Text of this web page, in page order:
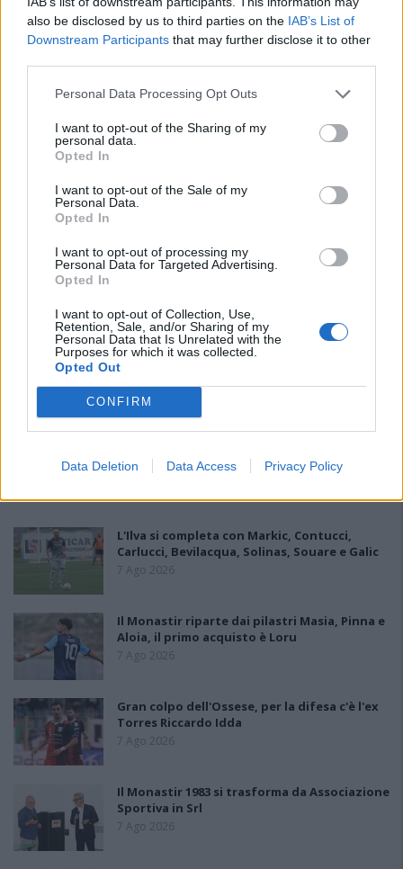
also be disclosed by us to third parties on the IAB’s List of
Downstream Participants that may further disclose it to other
Personal Data Processing Opt Outs
I want to opt-out of the Sharing of my
personal data.
Opted In
I want to opt-out of the Sale of my
Personal Data.
Opted In
I want to opt-out of processing my
Personal Data for Targeted Advertising.
Opted In
I want to opt-out of Collection, Use,
Retention, Sale, and/or Sharing of my
Personal Data that Is Unrelated with the
Purposes for which it was collected.
Opted Out
CONFIRM
Data Deletion Data Access Privacy Policy
L'Ilva si completa con Markic, Contucci,
Carlucci, Bevilacqua, Solinas, Souare e Galic
7 Ago 2026
Il Monastir riparte dai pilastri Masia, Pinna e
Aloia, il primo acquisto è Loru
7 Ago 2026
Gran colpo dell'Ossese, per la difesa c'è l'ex
Torres Riccardo Idda
7 Ago 2026
Il Monastir 1983 si trasforma da Associazione
Sportiva in Srl
7 Ago 2026